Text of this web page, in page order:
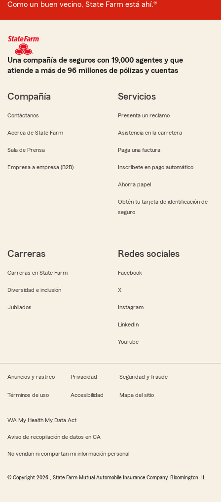
Como un buen vecino, State Farm está ahí.®
Una compañía de seguros con 19,000 agentes y que
atiende a más de 96 millones de pólizas y cuentas
Compañía
Contáctanos
Acerca de State Farm
Sala de Prensa
Empresa a empresa (B2B)
Servicios
Presenta un reclamo
Asistencia en la carretera
Paga una factura
Inscríbete en pago automático
Ahorra papel
Obtén tu tarjeta de identificación de
seguro
Carreras
Carreras en State Farm
Diversidad e inclusión
Jubilados
Redes sociales
Facebook
X
Instagram
LinkedIn
YouTube
Anuncios y rastreo Privacidad Seguridad y fraude
Términos de uso Accesibilidad Mapa del sitio
WA My Health My Data Act
Aviso de recopilación de datos en CA
No vendan ni compartan mi información personal
© Copyright 2026 , State Farm Mutual Automobile Insurance Company, Bloomington, IL